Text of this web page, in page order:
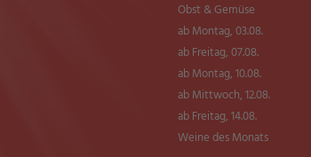
Obst & Gemüse
ab Montag, 03.08.
ab Freitag, 07.08.
ab Montag, 10.08.
ab Mittwoch, 12.08.
ab Freitag, 14.08.
Weine des Monats